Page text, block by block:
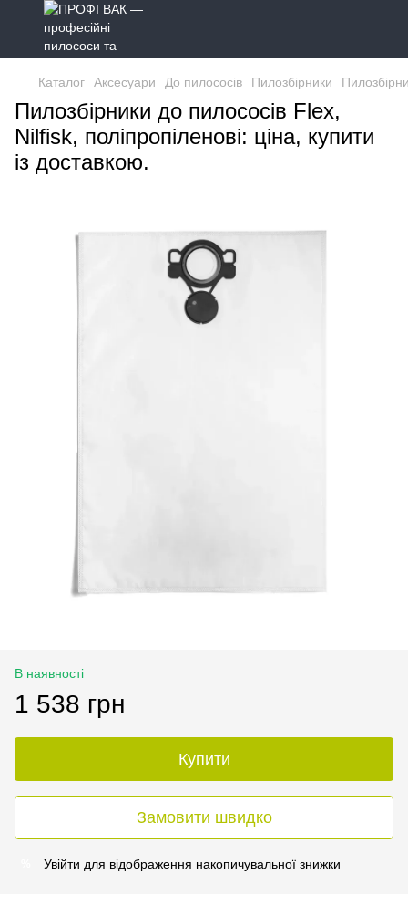
Каталог Аксесуари До пилососів Пилозбірники
Пилозбірники до пилососів Flex,
Nilfisk, поліпропіленові: ціна, купити
із доставкою.
В наявності
1 538 грн
Купити
Замовити швидко
Увійти для відображення накопичувальної знижки